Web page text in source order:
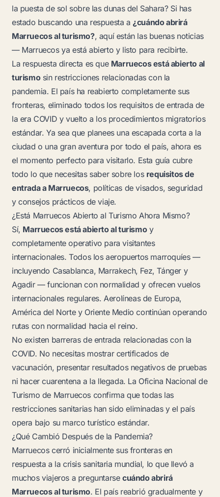
la puesta de sol sobre las dunas del Sahara? Si has
estado buscando una respuesta a¿cuándo abrirá
Marruecos al turismo?, aquí están las buenas noticias
— Marruecos ya está abierto y listo para recibirte.
La respuesta directa es que Marruecos está abierto al
turismosin restricciones relacionadas con la
pandemia. El país ha reabierto completamente sus
fronteras, eliminado todos los requisitos de entrada de
la era COVID y vuelto a los procedimientos migratorios
estándar. Ya sea que planees una escapada corta a la
ciudad o una gran aventura por todo el país, ahora es
el momento perfecto para visitarlo. Esta guía cubre
todo lo que necesitas saber sobre los requisitos de
entrada a Marruecos, políticas de visados, seguridad
y consejos prácticos de viaje.
¿Está Marruecos Abierto al Turismo Ahora Mismo?
Sí, Marruecos está abierto al turismoy
completamente operativo para visitantes
internacionales. Todos los aeropuertos marroquíes —
incluyendo Casablanca, Marrakech, Fez, Tánger y
Agadir — funcionan con normalidad y ofrecen vuelos
internacionales regulares. Aerolíneas de Europa,
América del Norte y Oriente Medio continúan operando
rutas con normalidad hacia el reino.
No existen barreras de entrada relacionadas con la
COVID. No necesitas mostrar certificados de
vacunación, presentar resultados negativos de pruebas
ni hacer cuarentena a la llegada. La Oficina Nacional de
Turismo de Marruecos confirma que todas las
restricciones sanitarias han sido eliminadas y el país
opera bajo su marco turístico estándar.
¿Qué Cambió Después de la Pandemia?
Marruecos cerró inicialmente sus fronteras en
respuesta a la crisis sanitaria mundial, lo que llevó a
muchos viajeros a preguntarsecuándo abrirá
Marruecos al turismo. El país reabrió gradualmente y